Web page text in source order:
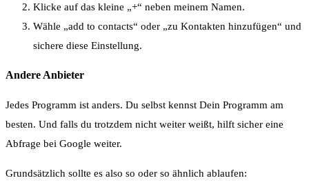
Klicke auf das kleine „+“ neben meinem Namen.
Wähle „add to contacts“ oder „zu Kontakten hinzufügen“ und
sichere diese Einstellung.
Andere Anbieter
Jedes Programm ist anders. Du selbst kennst Dein Programm am
besten. Und falls du trotzdem nicht weiter weißt, hilft sicher eine
Abfrage bei Google weiter.
Grundsätzlich sollte es also so oder so ähnlich ablaufen: